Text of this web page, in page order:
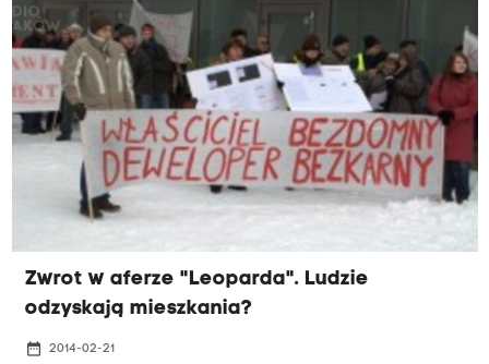
trzydziestoletnie kredyty. Jak ustalił reporter
Radia Kraków, w ostatnich dniach wydział
upadłościowy sądu rejonowego dla Krakowa-
Śródmieścia w końcu podjął decyzję, by
pozwolić na przekazanie im prawa własności do
ich lokali. Droga do tego sukcesu nie była jednak
Zwrot w aferze "Leoparda". Ludzie
odzyskają mieszkania?
date_range 2014-02-21